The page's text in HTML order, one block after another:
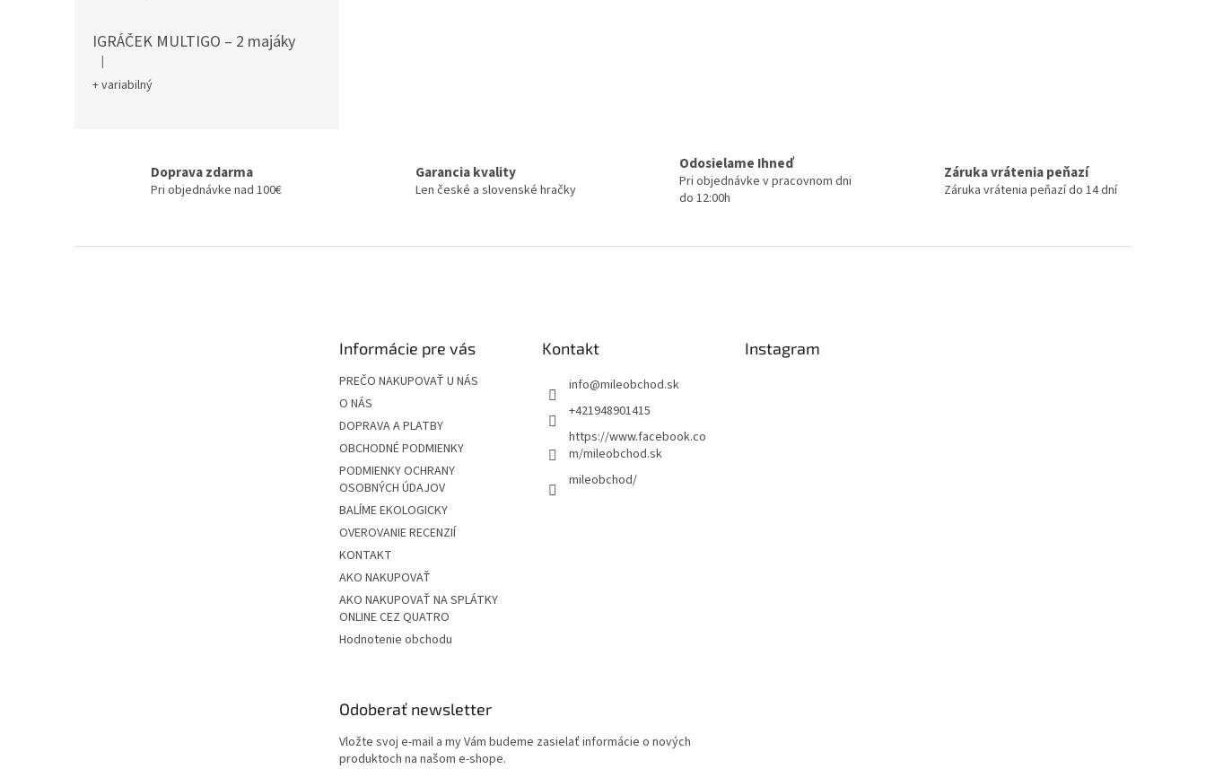
IGRÁČEK MULTIGO – 2 majáky
Hodnotenie produktu je 5 z 5 hviezdičiek.
|
+ variabilný
Doprava zdarma
Pri objednávke nad 100€
Garancia kvality
Len české a slovenské hračky
Odosielame Ihneď
Pri objednávke v pracovnom dni
do 12:00h
Záruka vrátenia peňazí
Záruka vrátenia peňazí do 14 dní
Informácie pre vás
PREČO NAKUPOVAŤ U NÁS
O NÁS
DOPRAVA A PLATBY
OBCHODNÉ PODMIENKY
PODMIENKY OCHRANY
OSOBNÝCH ÚDAJOV
BALÍME EKOLOGICKY
OVEROVANIE RECENZIÍ
KONTAKT
AKO NAKUPOVAŤ
AKO NAKUPOVAŤ NA SPLÁTKY
ONLINE CEZ QUATRO
Hodnotenie obchodu
Kontakt
info@mileobchod.sk
+421948901415
https://www.facebook.co
m/mileobchod.sk
mileobchod/
Instagram
Odoberať newsletter
Vložte svoj e-mail a my Vám budeme zasielať informácie o nových
produktoch na našom e-shope.